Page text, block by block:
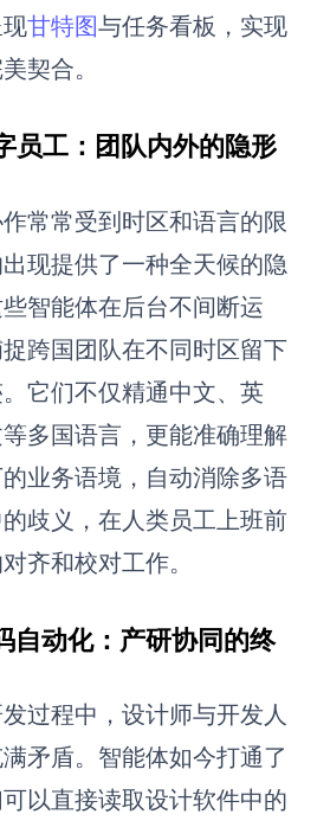
甘特图与任务看板，实现
契合。
员工：团队内外的隐形
常常受到时区和语言的限
现提供了一种全天候的隐
智能体在后台不间断运
跨国团队在不同时区留下
它们不仅精通中文、英
多国语言，更能准确理解
业务语境，自动消除多语
歧义，在人类员工上班前
齐和校对工作。
自动化：产研协同的终
过程中，设计师与开发人
矛盾。智能体如今打通了
以直接读取设计软件中的